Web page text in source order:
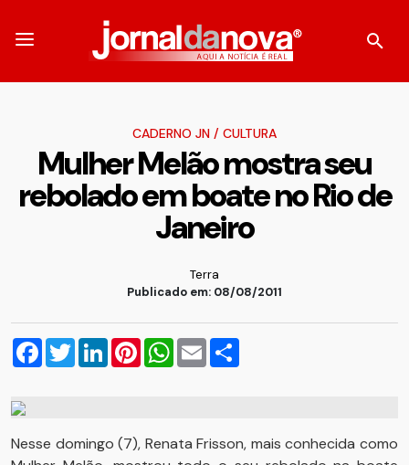
CADERNO JN / CULTURA
Mulher Melão mostra seu
rebolado em boate no Rio de
Janeiro
Terra
Publicado em: 08/08/2011
Facebook
TwitterLinkedInPinterestWhatsApp
Email
Nesse domingo (7), Renata Frisson, mais conhecida como